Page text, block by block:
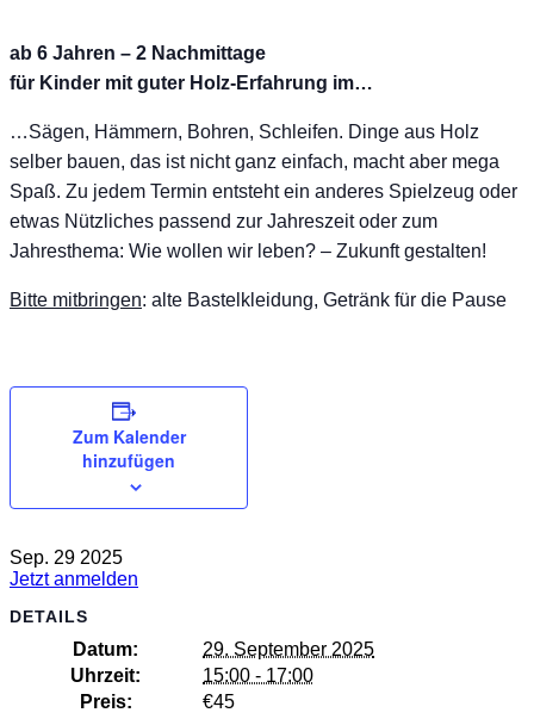
ab 6 Jahren – 2 Nachmittage
für Kinder mit guter Holz-Erfahrung im…
…Sägen, Hämmern, Bohren, Schleifen. Dinge aus Holz
selber bauen, das ist nicht ganz einfach, macht aber mega
Spaß. Zu jedem Termin entsteht ein anderes Spielzeug oder
etwas Nützliches passend zur Jahreszeit oder zum
Jahresthema: Wie wollen wir leben? – Zukunft gestalten!
Bitte mitbringen: alte Bastelkleidung, Getränk für die Pause
Zum Kalender
hinzufügen
Sep. 29 2025
Jetzt anmelden
DETAILS
Datum:
29. September 2025
Uhrzeit:
15:00 - 17:00
Preis:
€45